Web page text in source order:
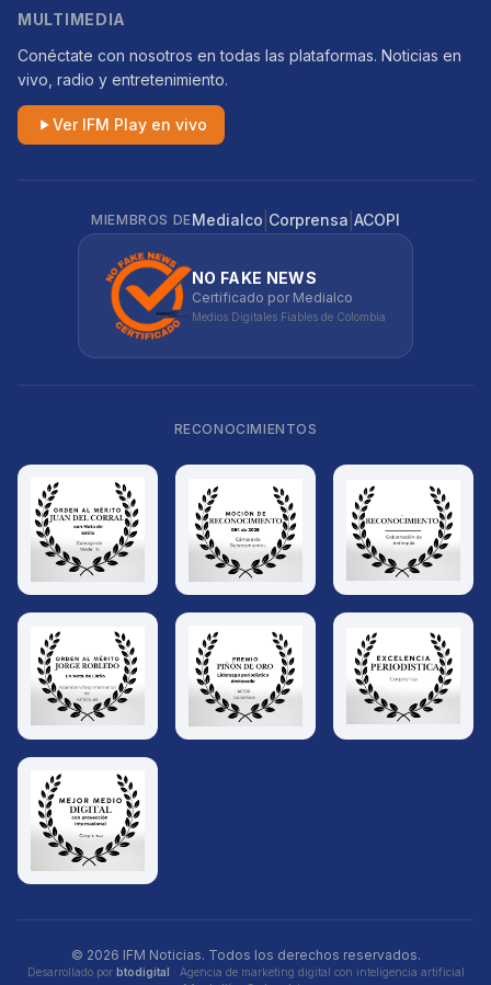
MULTIMEDIA
Conéctate con nosotros en todas las plataformas. Noticias en
vivo, radio y entretenimiento.
Ver IFM Play en vivo
MIEMBROS DEMedialco Corprensa ACOPI
NO FAKE NEWS
Certificado por Medialco
Medios Digitales Fiables de Colombia
RECONOCIMIENTOS
© 2026 IFM Noticias. Todos los derechos reservados.
Desarrollado por btodigital · Agencia de marketing digital con inteligencia artificial